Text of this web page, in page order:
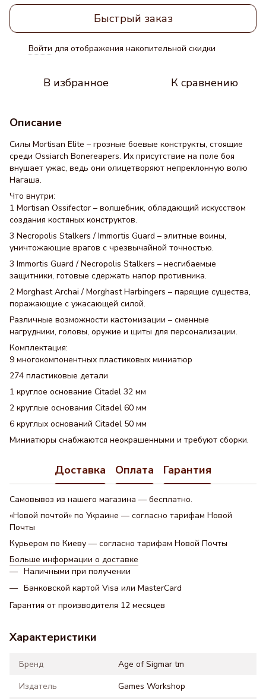
Быстрый заказ
Войти для отображения накопительной скидки
В избранное К сравнению
Описание
Силы Mortisan Elite – грозные боевые конструкты, стоящие
среди Ossiarch Bonereapers. Их присутствие на поле боя
внушает ужас, ведь они олицетворяют непреклонную волю
Нагаша.
Что внутри:
1 Mortisan Ossifector – волшебник, обладающий искусством
создания костяных конструктов.
3 Necropolis Stalkers / Immortis Guard – элитные воины,
уничтожающие врагов с чрезвычайной точностью.
3 Immortis Guard / Necropolis Stalkers – несгибаемые
защитники, готовые сдержать напор противника.
2 Morghast Archai / Morghast Harbingers – парящие существа,
поражающие с ужасающей силой.
Различные возможности кастомизации – сменные
нагрудники, головы, оружие и щиты для персонализации.
Комплектация:
9 многокомпонентных пластиковых миниатюр
274 пластиковые детали
1 круглое основание Citadel 32 мм
2 круглые основания Citadel 60 мм
6 круглых оснований Citadel 50 мм
Миниатюры снабжаются неокрашенными и требуют сборки.
Доставка Оплата Гарантия
Самовывоз из нашего магазина — бесплатно.
«Новой почтой» по Украине — согласно тарифам Новой
Почты
Курьером по Киеву — согласно тарифам Новой Почты
Больше информации о доставке
Наличными при получении
Банковской картой Visa или MasterCard
Гарантия от производителя 12 месяцев
Характеристики
Бренд
Age of Sigmar tm
Издатель
Games Workshop